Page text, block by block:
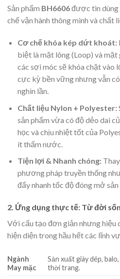
Sản phẩm BH6606được tin
chế vận hành thông minh và chất
Cơ chế khóa kép dứt khoát:
biệt là mặt lông (Loop) và
các sợi móc sẽ khóa chặt vào
cực kỳ bền vững nhưng vẫn
nghìn lần.
Chất liệu Nylon + Polyester:
sản phẩm vừa có độ dẻo dai
học và chịu nhiệt tốt của
ít thấm nước.
Tiện lợi & Nhanh chóng:Thay
phương pháp truyền thống
đẩy nhanh tốc độ đóng mở
2. Ứng dụng thực tế: Từ đời
Với cấu tạo đơn giản nhưng hiệu
hiện diện trong hầu hết các lĩnh
Ngành
May mặc
Sản xuất giày dép,
thời trang.